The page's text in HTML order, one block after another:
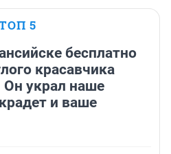
5
бесплатно
красавчика
Он украл наше
и ваше